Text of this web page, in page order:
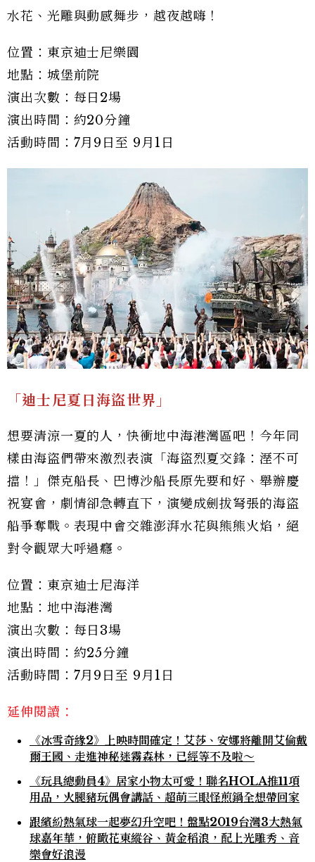
水花、光雕與動感舞步，越夜越嗨！
位置：東京迪士尼樂園
地點：城堡前院
演出次數：每日2場
演出時間：約20分鐘
活動時間：7月9日至 9月1日
「迪士尼夏日海盜世界」
想要清涼一夏的人，快衝地中海港灣區吧！今年同
樣由海盜們帶來激烈表演「海盜烈夏交鋒：溼不可
擋！」傑克船長、巴博沙船長原先要和好、舉辦慶
祝宴會，劇情卻急轉直下，演變成劍拔弩張的海盜
船爭奪戰。表現中會交雜澎湃水花與熊熊火焰，絕
對令觀眾大呼過癮。
位置：東京迪士尼海洋
地點：地中海港灣
演出次數：每日3場
演出時間：約25分鐘
活動時間：7月9日至 9月1日
延伸閱讀：
《冰雪奇緣2》上映時間確定！艾莎、安娜將離開艾倫戴
爾王國、走進神秘迷霧森林，已經等不及啦～
《玩具總動員4》居家小物太可愛！聯名HOLA推11項
用品，火腿豬玩偶會講話、超萌三眼怪煎鍋全想帶回家
跟繽紛熱氣球一起夢幻升空吧！盤點2019台灣3大熱氣
球嘉年華，俯瞰花東縱谷、黃金稻浪，配上光雕秀、音
樂會好浪漫